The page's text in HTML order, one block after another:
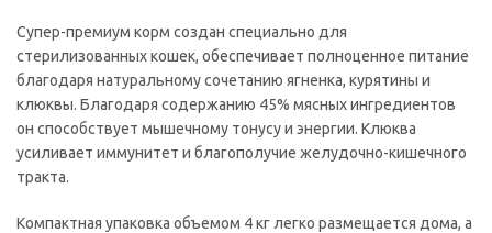
Супер-премиум корм создан специально для
стерилизованных кошек, обеспечивает полноценное питание
благодаря натуральному сочетанию ягненка, курятины и
клюквы. Благодаря содержанию 45% мясных ингредиентов
он способствует мышечному тонусу и энергии. Клюква
усиливает иммунитет и благополучие желудочно-кишечного
тракта.
Компактная упаковка объемом 4 кг легко размещается дома, а